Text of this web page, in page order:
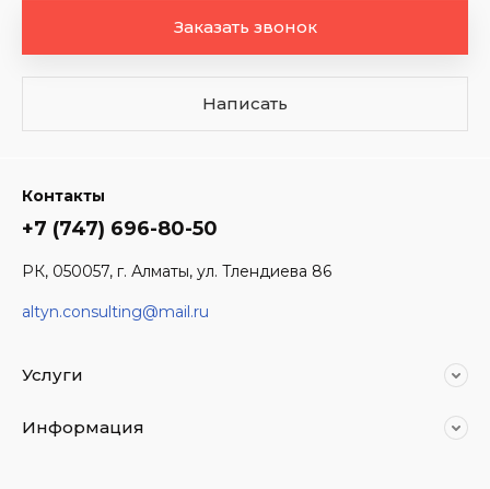
Заказать звонок
Написать
Контакты
+7 (747) 696-80-50
РК, 050057, г. Алматы, ул. Тлендиева 86
altyn.consulting@mail.ru
Услуги
Информация